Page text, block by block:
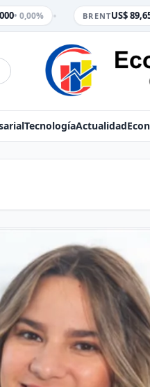
• 0,00% BRENTUS$ 89,65
TecnologíaActualidad